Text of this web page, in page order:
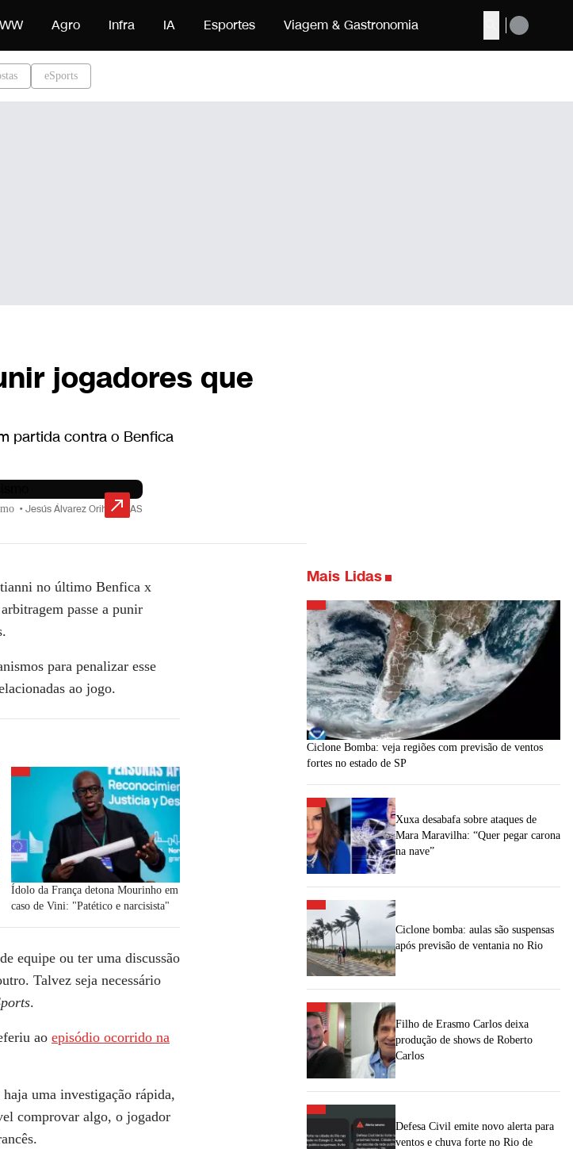
Buscar
WW Agro Infra IA Esportes Viagem & Gastronomia
eSports
jogadores que
partida contra o Benfica
•Jesús Álvarez Orihuela/AS
no último Benfica x
passe a punir
para penalizar esse
ao jogo.
Ídolo da França detona Mourinho em
caso de Vini: "Patético e narcisista"
equipe ou ter uma discussão
Talvez seja necessário
.
ao episódio ocorrido na
uma investigação rápida,
comprovar algo, o jogador
Mais Lidas
Ciclone Bomba: veja regiões com previsão de ventos
fortes no estado de SP
Xuxa desabafa sobre ataques de
Mara Maravilha: “Quer pegar carona
na nave”
Ciclone bomba: aulas são suspensas
após previsão de ventania no Rio
Filho de Erasmo Carlos deixa
produção de shows de Roberto
Carlos
Defesa Civil emite novo alerta para
ventos e chuva forte no Rio de